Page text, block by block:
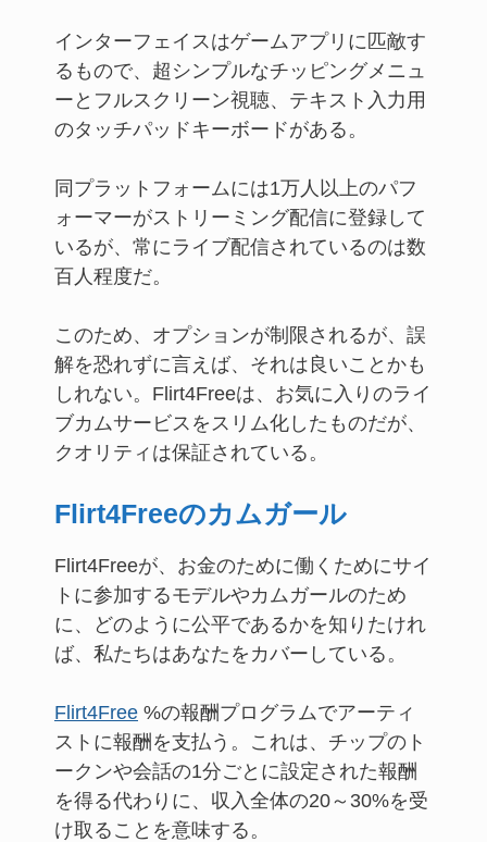
インターフェイスはゲームアプリに匹敵す
るもので、超シンプルなチッピングメニュ
ーとフルスクリーン視聴、テキスト入力用
のタッチパッドキーボードがある。
同プラットフォームには1万人以上のパフ
ォーマーがストリーミング配信に登録して
いるが、常にライブ配信されているのは数
百人程度だ。
このため、オプションが制限されるが、誤
解を恐れずに言えば、それは良いことかも
しれない。Flirt4Freeは、お気に入りのライ
ブカムサービスをスリム化したものだが、
クオリティは保証されている。
Flirt4Freeのカムガール
Flirt4Freeが、お金のために働くためにサイ
トに参加するモデルやカムガールのため
に、どのように公平であるかを知りたけれ
ば、私たちはあなたをカバーしている。
Flirt4Free %の報酬プログラムでアーティ
ストに報酬を支払う。これは、チップのト
ークンや会話の1分ごとに設定された報酬
を得る代わりに、収入全体の20～30%を受
け取ることを意味する。